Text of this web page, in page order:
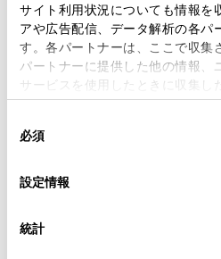
サイト利用状況についても情報を
アや広告配信、データ解析の各パ
す。各パートナーは、ここで収集
パートナーに提供した他の情報、
サービスを使用したときに収集し
使用することがあります。当ウェ
デバイスにすべてのCookie(クッ
意したことになります。Cookie(
設定の変更、同意を撤回したり
「Cookie（クッキー）情報の取り
必須
設定情報
統計